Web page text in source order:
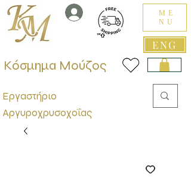
ENG
ME
NU
Εργαστήριο
Αργυροχρυσοχοΐας
Κόσμημα Μούζος